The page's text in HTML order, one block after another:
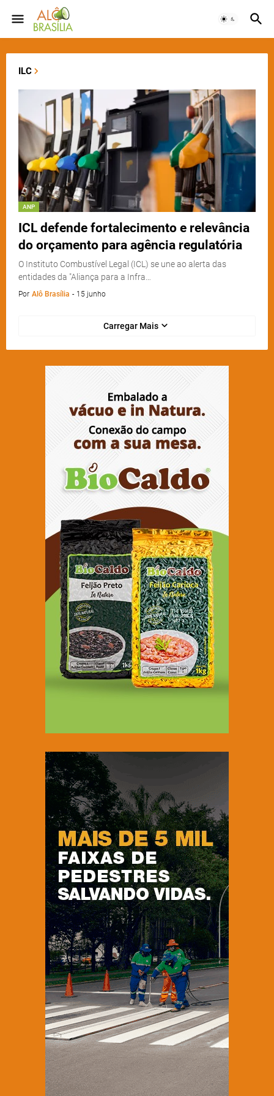
ILC
ANP
ICL defende fortalecimento e relevância
do orçamento para agência regulatória
O Instituto Combustível Legal (ICL) se une ao alerta das
entidades da "Aliança para a Infra…
Por Alô Brasília - 15 junho
Carregar Mais